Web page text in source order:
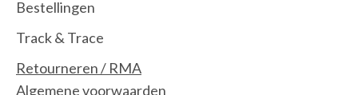
Bestellingen
Track & Trace
Retourneren / RMA
Algemene voorwaarden